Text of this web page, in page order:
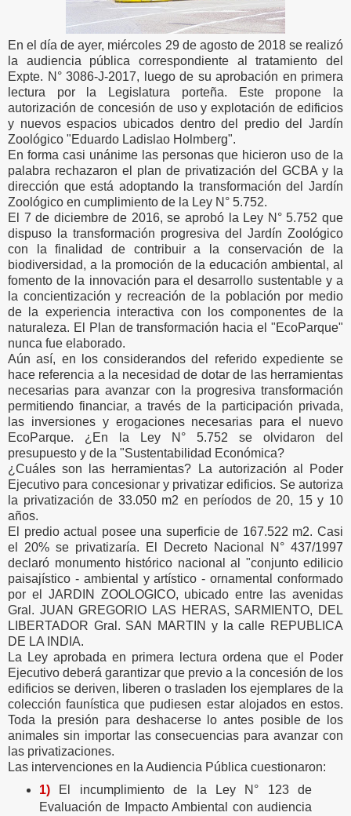
En el día de ayer, miércoles 29 de agosto de 2018 se realizó
la audiencia pública correspondiente al tratamiento del
Expte. N° 3086-J-2017, luego de su aprobación en primera
lectura por la Legislatura porteña. Este propone la
autorización de concesión de uso y explotación de edificios
y nuevos espacios ubicados dentro del predio del Jardín
Zoológico "Eduardo Ladislao Holmberg".
En forma casi unánime las personas que hicieron uso de la
palabra rechazaron el plan de privatización del GCBA y la
dirección que está adoptando la transformación del Jardín
Zoológico en cumplimiento de la Ley N° 5.752.
El 7 de diciembre de 2016, se aprobó la Ley N° 5.752 que
dispuso la transformación progresiva del Jardín Zoológico
con la finalidad de contribuir a la conservación de la
biodiversidad, a la promoción de la educación ambiental, al
fomento de la innovación para el desarrollo sustentable y a
la concientización y recreación de la población por medio
de la experiencia interactiva con los componentes de la
naturaleza. El Plan de transformación hacia el "EcoParque"
nunca fue elaborado.
Aún así, en los considerandos del referido expediente se
hace referencia a la necesidad de dotar de las herramientas
necesarias para avanzar con la progresiva transformación
permitiendo financiar, a través de la participación privada,
las inversiones y erogaciones necesarias para el nuevo
EcoParque. ¿En la Ley N° 5.752 se olvidaron del
presupuesto y de la "Sustentabilidad Económica?
¿Cuáles son las herramientas? La autorización al Poder
Ejecutivo para concesionar y privatizar edificios. Se autoriza
la privatización de 33.050 m2 en períodos de 20, 15 y 10
años.
El predio actual posee una superficie de 167.522 m2. Casi
el 20% se privatizaría. El Decreto Nacional N° 437/1997
declaró monumento histórico nacional al "conjunto edilicio
paisajístico - ambiental y artístico - ornamental conformado
por el JARDIN ZOOLOGICO, ubicado entre las avenidas
Gral. JUAN GREGORIO LAS HERAS, SARMIENTO, DEL
LIBERTADOR Gral. SAN MARTIN y la calle REPUBLICA
DE LA INDIA.
La Ley aprobada en primera lectura ordena que el Poder
Ejecutivo deberá garantizar que previo a la concesión de los
edificios se deriven, liberen o trasladen los ejemplares de la
colección faunística que pudiesen estar alojados en estos.
Toda la presión para deshacerse lo antes posible de los
animales sin importar las consecuencias para avanzar con
las privatizaciones.
Las intervenciones en la Audiencia Pública cuestionaron:
1)
El incumplimiento de la Ley N° 123 de
Evaluación de Impacto Ambiental con audiencia